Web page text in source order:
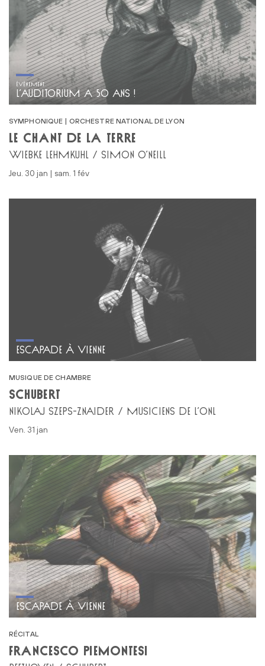
SYMPHONIQUE | ORCHESTRE NATIONAL DE LYON
LE CHANT DE LA TERRE
WIEBKE LEHMKUHL / SIMON O’NEILL
jeu. 30 jan | sam. 1 fév
ÉVÉNEMENT
L’AUDITORIUM A 50 ANS !
MUSIQUE DE CHAMBRE
SCHUBERT
NIKOLAJ SZEPS-ZNAIDER / MUSICIENS DE L’ONL
ven. 31 jan
ESCAPADE À VIENNE
RÉCITAL
FRANCESCO PIEMONTESI
ESCAPADE À VIENNE